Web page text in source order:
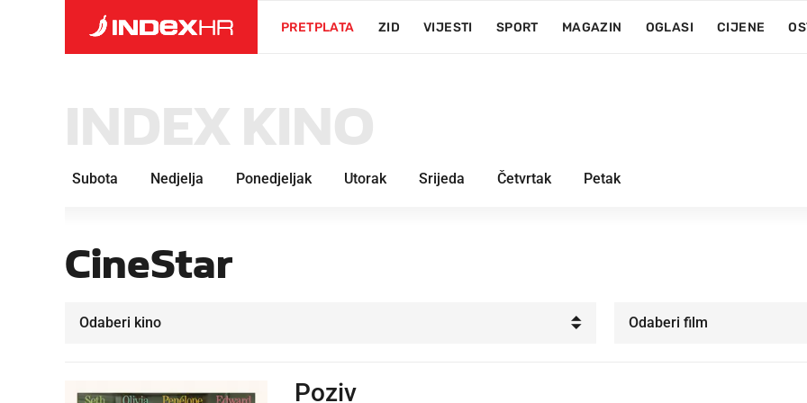
PRETPLATA ZID VIJESTI SPORT MAGAZIN OGLASI CIJENE
INDEX KINO
Subota Nedjelja Ponedjeljak Utorak Srijeda Četvrtak Petak
CineStar
Poziv